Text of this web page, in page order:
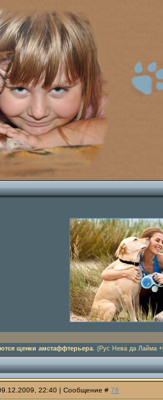
щенки амстаффтерьера. (Рус Нева да Лайма
22:40 | Сообщение # 76